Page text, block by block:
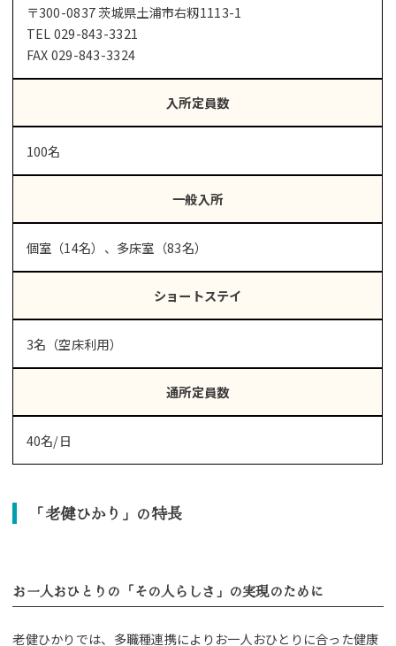
〒300-0837 茨城県土浦市右籾1113-1
TEL 029-843-3321
FAX 029-843-3324
入所定員数
100名
一般入所
個室（14名）、多床室（83名）
ショートステイ
3名（空床利用）
通所定員数
40名/日
「老健ひかり」の特長
お一人おひとりの「その人らしさ」の実現のために
老健ひかりでは、多職種連携によりお一人おひとりに合った健康